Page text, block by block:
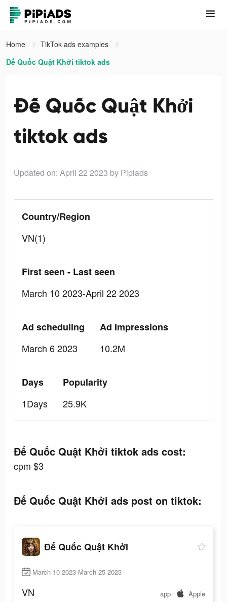
Home
TikTok ads examples
Đế Quốc Quật Khởi tiktok ads
Đế Quốc Quật Khởi
tiktok ads
Updated on: April 22 2023 by Pipiads
Country/Region
VN(1)
First seen - Last seen
March 10 2023-April 22 2023
Ad scheduling
March 6 2023
Ad Impressions
10.2M
Days
1Days
Popularity
25.9K
Đế Quốc Quật Khởi tiktok ads cost:
cpm $3
Đế Quốc Quật Khởi ads post on tiktok:
Đế Quốc Quật Khởi
March 10 2023-March 25 2023
VN app Apple